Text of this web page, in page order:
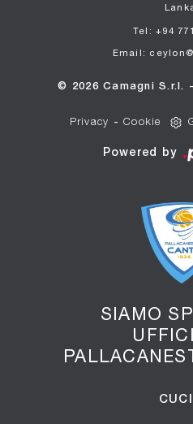
SIAMO
Tel: +94
Email:
© 2026 Camagni S.r.l. -
Privacy -Cookie
Powered by